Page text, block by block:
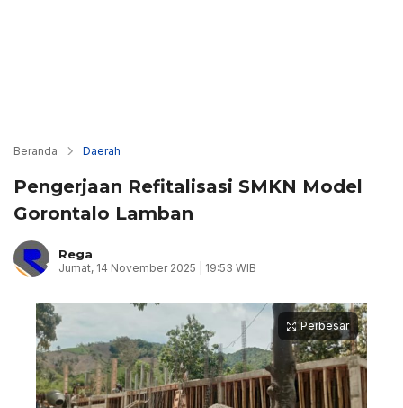
Beranda Daerah
Pengerjaan Refitalisasi SMKN Model
Gorontalo Lamban
Rega
Jumat, 14 November 2025 | 19:53 WIB
Perbesar